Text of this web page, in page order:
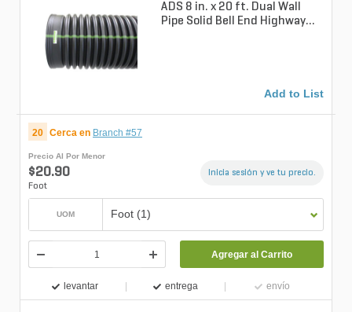
ADS 8 in. x 20 ft. Dual Wall
Pipe Solid Bell End Highway
Add to List
20 Cerca en Branch #57
Precio Al Por Menor
$20.90
Foot
Inicia sesión y ve tu precio.
UOM Foot (1)
Agregar al Carrito
levantar entrega envío